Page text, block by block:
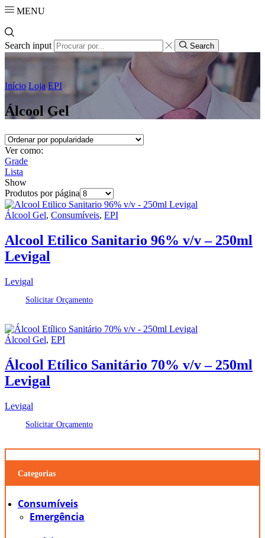
MENU
Search input Search
Início Loja EPI
Álcool Gel
Ver como:
Grade
Lista
Show
Produtos por página
Álcool Gel, Consumíveis, EPI
Alcool Etilico Sanitario 96% v/v – 250ml
Levigal
Levigal
Solicitar Orçamento
Álcool Gel, EPI
Álcool Etílico Sanitário 70% v/v – 250ml
Levigal
Levigal
Solicitar Orçamento
Categorias
Consumíveis
Emergência